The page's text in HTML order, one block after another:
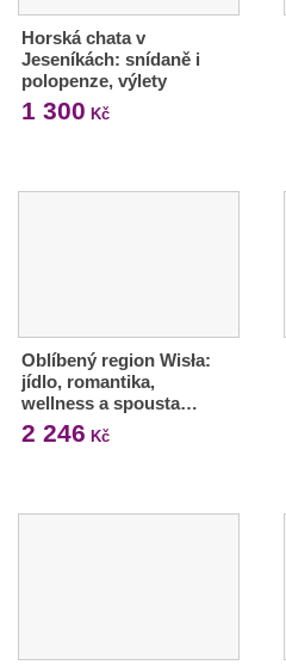
Horská chata v
Jeseníkách: snídaně i
polopenze, výlety
1 300 Kč
Oblíbený region Wisła:
jídlo, romantika,
wellness a spousta…
2 246 Kč